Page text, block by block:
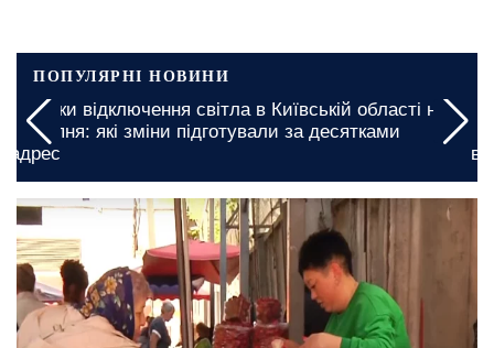
ПОПУЛЯРНІ НОВИНИ
Миколаївську область закликали підготуватися:
графіки відключення світла на 5 та 6 серпня
введено на довгі години
12 травня, 21:00